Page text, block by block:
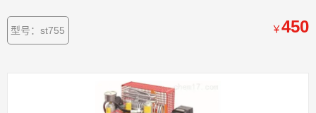
型号：st755 ￥450